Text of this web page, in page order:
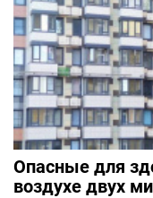
Опасные для
воздухе двух